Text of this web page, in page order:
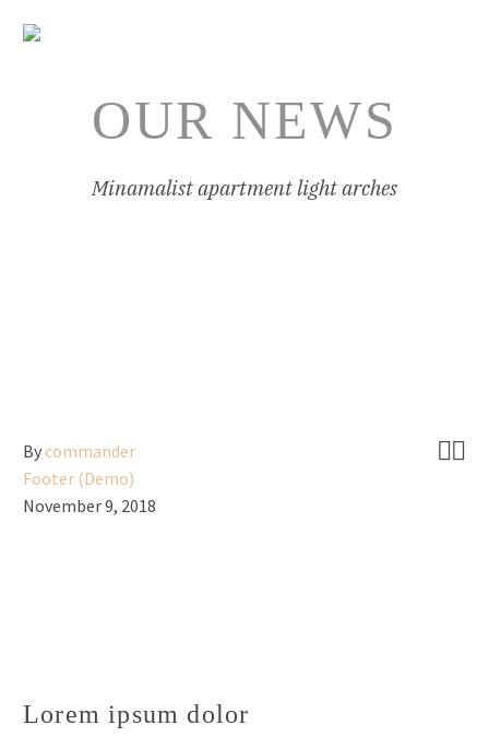
OUR NEWS
Minamalist apartment light arches

By commander
Footer (Demo)
November 9, 2018
Lorem ipsum dolor